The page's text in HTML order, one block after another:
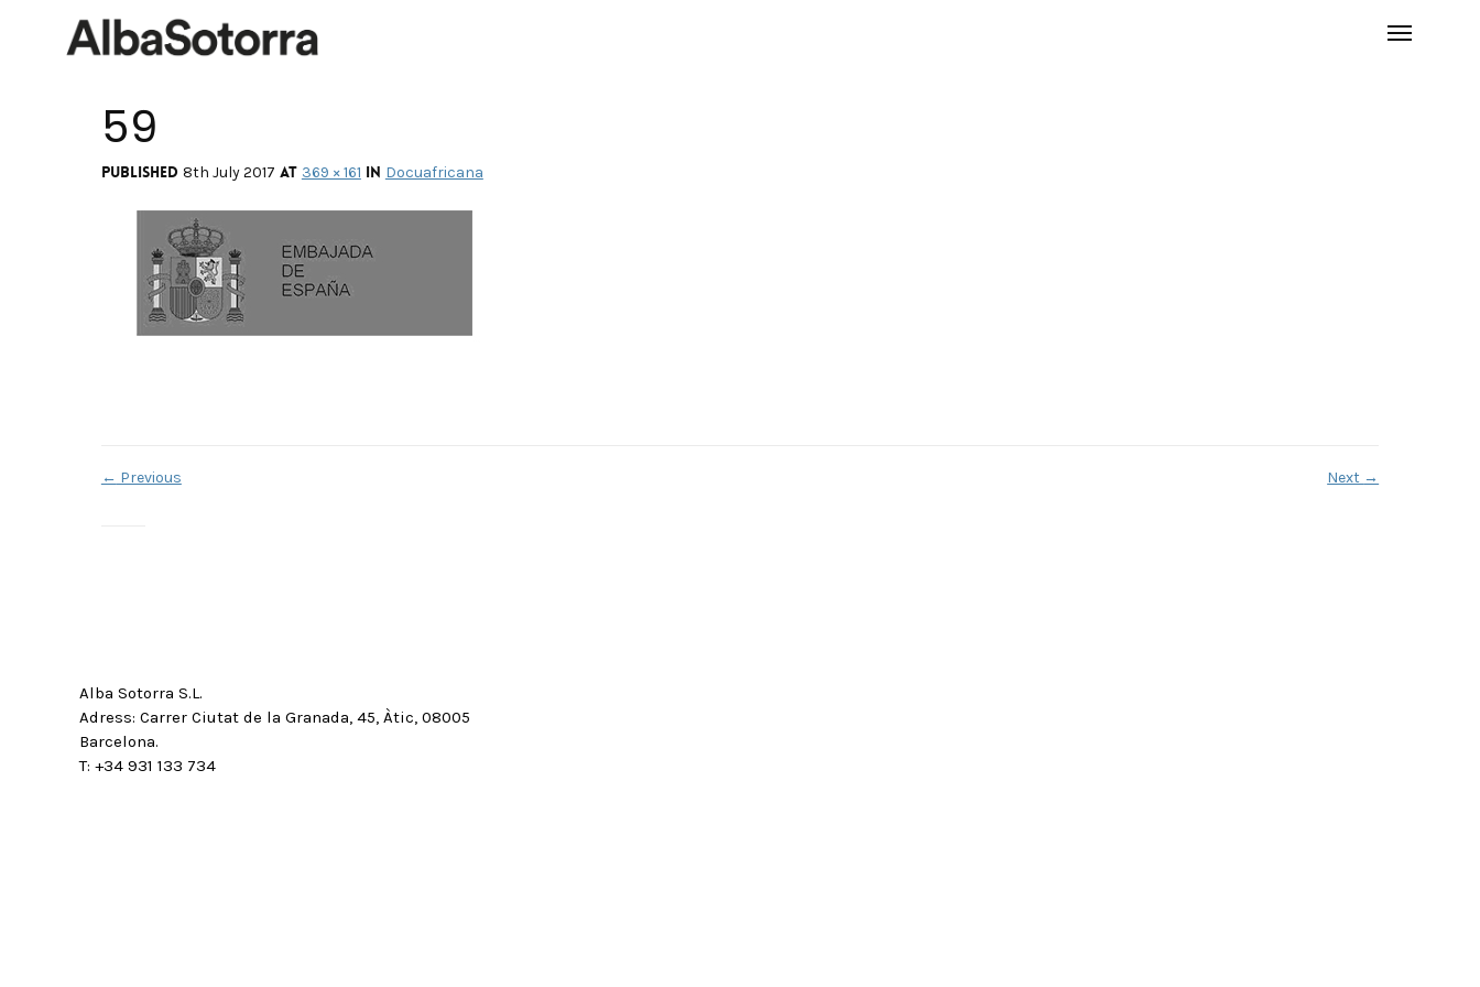
59
Published 8th July 2017 at 369 × 161 in Docuafricana
← Previous Next →
Alba Sotorra S.L.
Adress: Carrer Ciutat de la Granada, 45, Àtic, 08005
Barcelona.
T: +34 931 133 734